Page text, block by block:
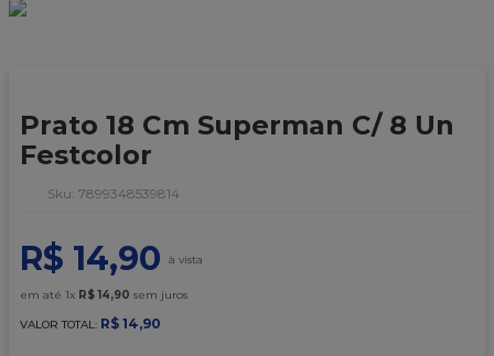
Prato 18 Cm Superman C/ 8 Un
Festcolor
: 7899348539814
R$ 14,90
em até 1x R$ 14,90 sem juros
VALOR TOTAL: R$ 14,90
6
granulado
9º
caixa kraft
10º chocolate